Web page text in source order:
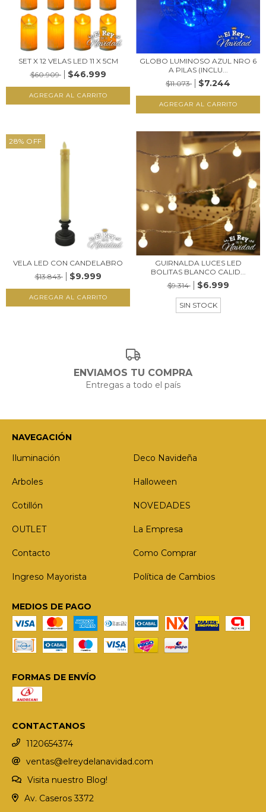
SET X 12 VELAS LED 11 X 5CM
$60.909
$46.999
GLOBO LUMINOSO AZUL NRO 6
A PILAS (INCLU...
$11.073
$7.244
28% OFF
VELA LED CON CANDELABRO
$13.843
$9.999
GUIRNALDA LUCES LED
BOLITAS BLANCO CALID...
$9.314
$6.999
SIN STOCK
ENVIAMOS TU COMPRA
Entregas a todo el país
NAVEGACIÓN
Iluminación
Deco Navideña
Arboles Halloween
Cotillón NOVEDADES
OUTLET La Empresa
Contacto Como Comprar
Ingreso Mayorista Política de Cambios
MEDIOS DE PAGO
FORMAS DE ENVÍO
CONTACTANOS
1120654374
ventas@elreydelanavidad.com
Visita nuestro Blog!
Av. Caseros 3372